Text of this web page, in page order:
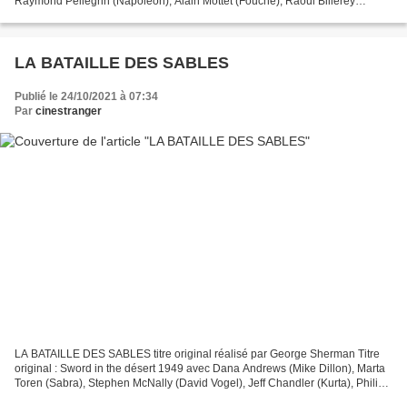
LA BATAILLE DES SABLES
Publié le 24/10/2021 à 07:34
Par cinestranger
LA BATAILLE DES SABLES titre original réalisé par George Sherman Titre
original : Sword in the désert 1949 avec Dana Andrews (Mike Dillon), Marta
Toren (Sabra), Stephen McNally (David Vogel), Jeff Chandler (Kurta), Philip